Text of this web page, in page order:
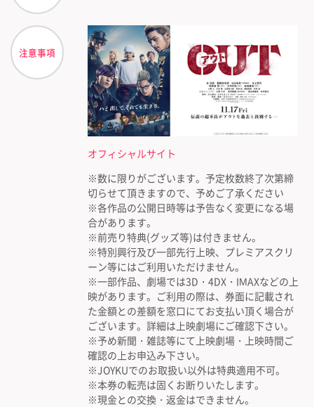
注意事項
オフィシャルサイト
※数に限りがございます。予定枚数終了次第締
切らせて頂きますので、予めご了承ください
※各作品の公開日時等は予告なく変更になる場
合があります。
※前売り特典(グッズ等)は付きません。
※特別興行及び一部先行上映、プレミアスクリ
ーン等にはご利用いただけません。
※一部作品、劇場では3D・4DX・IMAXなどの上
映があります。ご利用の際は、券面に記載され
た金額との差額を窓口にてお支払い頂く場合が
ございます。詳細は上映劇場にご確認下さい。
※予め新聞・雑誌等にて上映劇場・上映時間ご
確認の上お申込み下さい。
※JOYKUでのお取扱い以外は特典適用不可。
※本券の転売は固くお断りいたします。
※現金との交換・返金はできません。